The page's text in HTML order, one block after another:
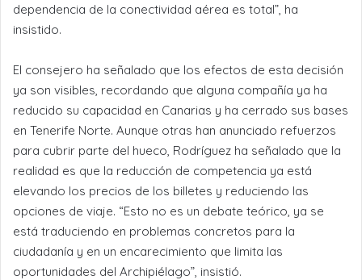
dependencia de la conectividad aérea es total”, ha
insistido.
El consejero ha señalado que los efectos de esta decisión
ya son visibles, recordando que alguna compañía ya ha
reducido su capacidad en Canarias y ha cerrado sus bases
en Tenerife Norte. Aunque otras han anunciado refuerzos
para cubrir parte del hueco, Rodríguez ha señalado que la
realidad es que la reducción de competencia ya está
elevando los precios de los billetes y reduciendo las
opciones de viaje. “Esto no es un debate teórico, ya se
está traduciendo en problemas concretos para la
ciudadanía y en un encarecimiento que limita las
oportunidades del Archipiélago”, insistió.